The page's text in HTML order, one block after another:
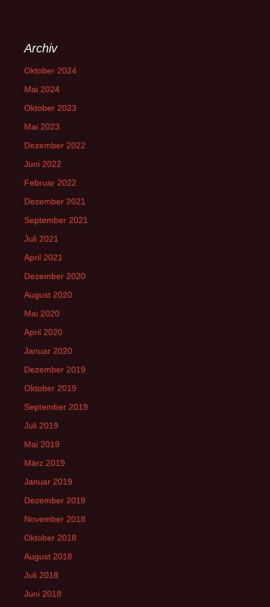
Archiv
Oktober 2024
Mai 2024
Oktober 2023
Mai 2023
Dezember 2022
Juni 2022
Februar 2022
Dezember 2021
September 2021
Juli 2021
April 2021
Dezember 2020
August 2020
Mai 2020
April 2020
Januar 2020
Dezember 2019
Oktober 2019
September 2019
Juli 2019
Mai 2019
März 2019
Januar 2019
Dezember 2018
November 2018
Oktober 2018
August 2018
Juli 2018
Juni 2018